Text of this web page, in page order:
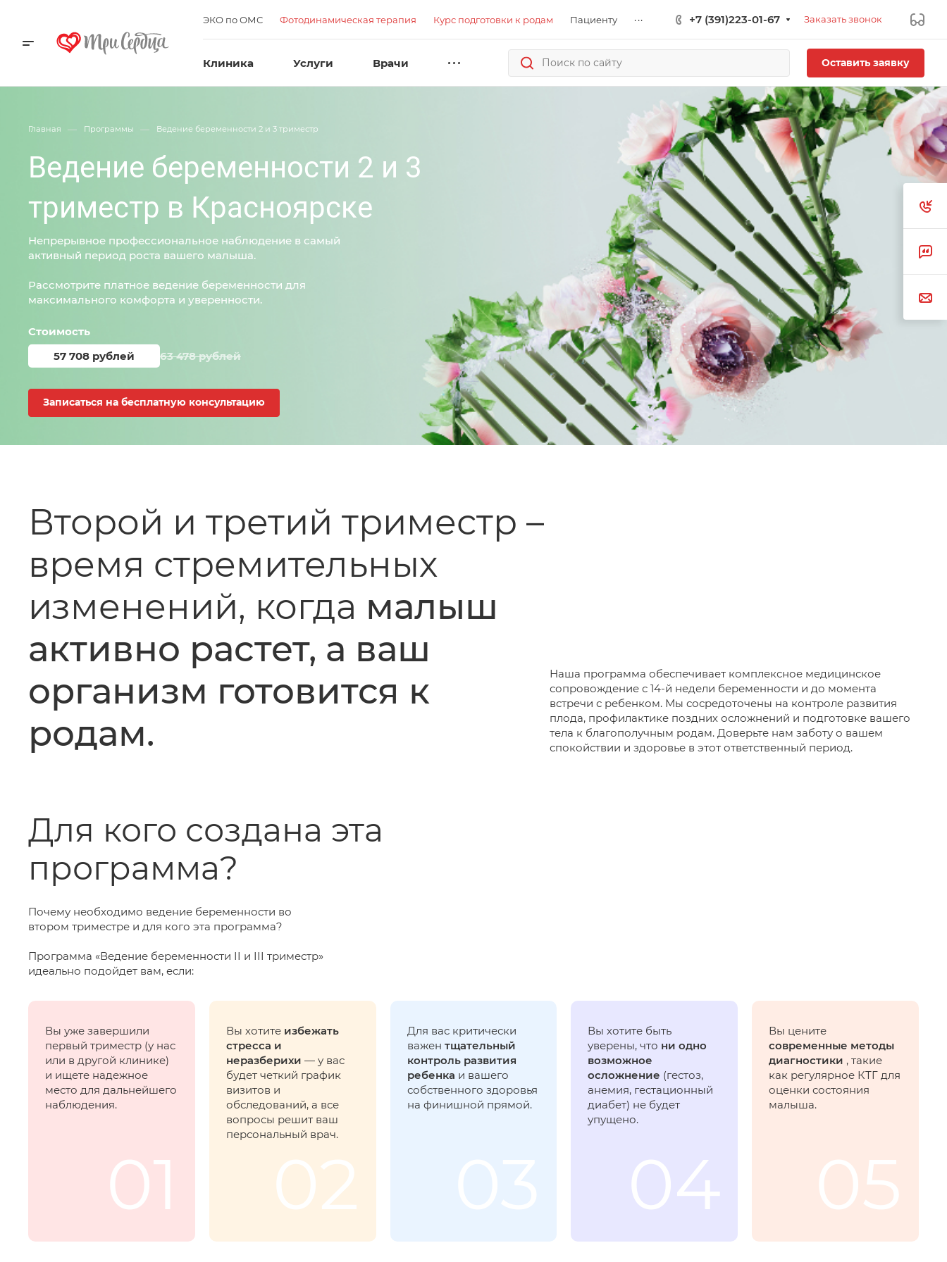
ЭКО по ОМС Фотодинамическая терапия Курс подготовки к родам Пациенту ... +7 (391)223-01-67 Заказать звонок
Клиника Услуги Врачи Оставить заявку
Главная — Программы — Ведение беременности 2 и 3 триместр
Ведение беременности 2 и 3
триместр в Красноярске
Непрерывное профессиональное наблюдение в самый
активный период роста вашего малыша.
Рассмотрите платное ведение беременности для
максимального комфорта и уверенности.
Стоимость
57 708 рублей
63 478 рублей
Записаться на бесплатную консультацию
Второй и третий триместр –
время стремительных
изменений, когда малыш
активно растет, а ваш
организм готовится к
родам.
Наша программа обеспечивает комплексное медицинское
сопровождение с 14-й недели беременности и до момента
встречи с ребенком. Мы сосредоточены на контроле развития
плода, профилактике поздних осложнений и подготовке вашего
тела к благополучным родам. Доверьте нам заботу о вашем
спокойствии и здоровье в этот ответственный период.
Для кого создана эта
программа?
Почему необходимо ведение беременности во
втором триместре и для кого эта программа?
Программа «Ведение беременности II и III триместр»
идеально подойдет вам, если:
Вы уже завершили
первый триместр (у нас
или в другой клинике)
и ищете надежное
место для дальнейшего
наблюдения.
01
Вы хотите избежать
стресса и
неразберихи — у вас
будет четкий график
визитов и
обследований, а все
вопросы решит ваш
персональный врач.
02
Для вас критически
важен тщательный
контроль развития
ребенка и вашего
собственного здоровья
на финишной прямой.
Вы хотите быть
уверены, что ни одно
возможное
осложнение (гестоз,
анемия, гестационный
диабет) не будет
упущено.
Вы цените
современные методы
диагностики , такие
как регулярное КТГ для
оценки состояния
малыша.
05